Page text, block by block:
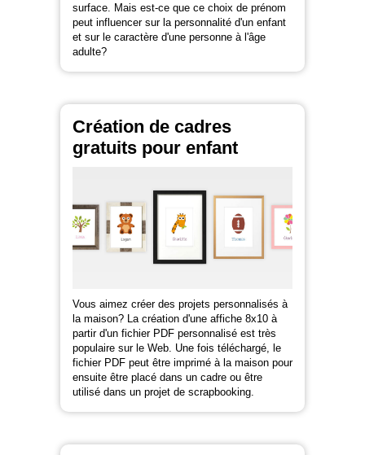
surface. Mais est-ce que ce choix de prénom
peut influencer sur la personnalité d'un enfant
et sur le caractère d'une personne à l'âge
adulte?
Création de cadres
gratuits pour enfant
Vous aimez créer des projets personnalisés à
la maison? La création d'une affiche 8x10 à
partir d'un fichier PDF personnalisé est très
populaire sur le Web. Une fois téléchargé, le
fichier PDF peut être imprimé à la maison pour
ensuite être placé dans un cadre ou être
utilisé dans un projet de scrapbooking.